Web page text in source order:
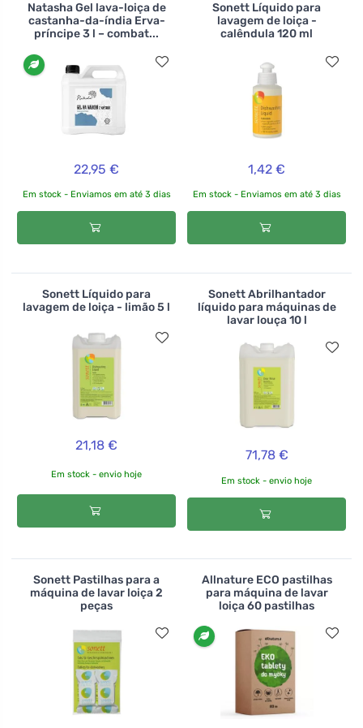
Natasha Gel lava-loiça de
castanha-da-índia Erva-
príncipe 3 l – combat...
22,95 €
Em stock - Enviamos em até 3 dias
Sonett Líquido para
lavagem de loiça -
calêndula 120 ml
1,42 €
Em stock - Enviamos em até 3 dias
Sonett Líquido para
lavagem de loiça - limão 5 l
21,18 €
Em stock - envio hoje
Sonett Abrilhantador
líquido para máquinas de
lavar louça 10 l
71,78 €
Em stock - envio hoje
Sonett Pastilhas para a
máquina de lavar loiça 2
peças
Allnature ECO pastilhas
para máquina de lavar
loiça 60 pastilhas